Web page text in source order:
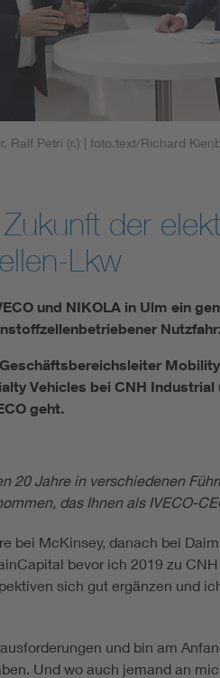
Energy
Ralf Petri (r.) | foto.text/Richard
der
Lkw
und NIKOLA in Ulm ein
Vehicles bei CNH
geht.
20 Jahre in verschiedenen
das Ihnen als IVECO-
bei McKinsey, danach bei
bevor ich 2019 zu
sich gut ergänzen und
und bin am
Und wo auch jemand an